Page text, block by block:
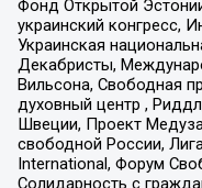
Фонд Открытой
украинский конгресс,
Украинская
Декабристы,
Вильсона, Свободная
духовный центр ,
Швеции, Проект
свободной России,
International, Форум
Солидарность с